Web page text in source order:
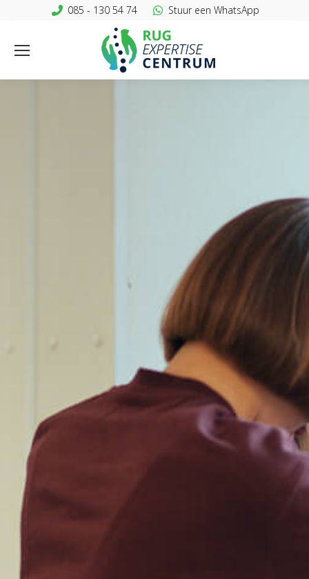
085 - 130 54 74 Stuur een WhatsApp